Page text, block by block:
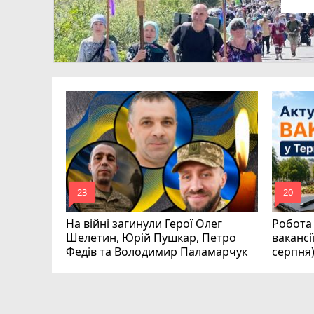
На війні загинули Герої Олег
Шелетин, Юрій Пушкар, Петро
Федів та Володимир Паламарчук
mode_comment
23
Робота
серпня)
mode_comment
20